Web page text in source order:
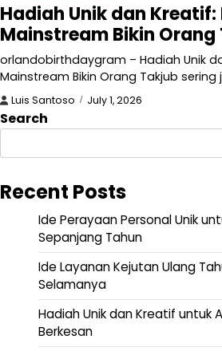
Hadiah Unik dan Kreatif:
Mainstream Bikin Orang
orlandobirthdaygram – Hadiah Unik
Mainstream Bikin Orang Takjub sering
Luis Santoso July 1, 2026
Search
Recent Posts
Ide Perayaan Personal Unik
Sepanjang Tahun
Ide Layanan Kejutan Ulang
Selamanya
Hadiah Unik dan Kreatif untuk
Berkesan